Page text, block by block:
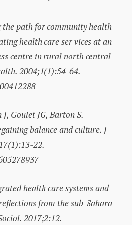
path for community health
health care ser vices at an
centre in rural north central
2004;1(1):54-64.
Goulet JG, Barton S.
balance and culture. J
22.
health care systems and
from the sub-Sahara
2017;2:12.